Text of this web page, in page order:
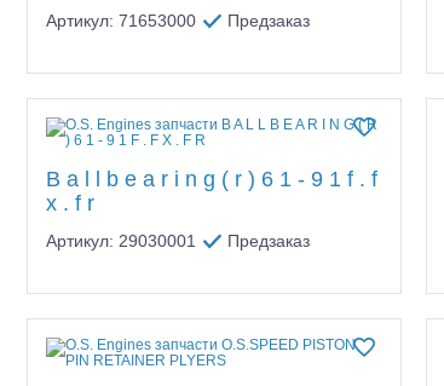
Артикул: 71653000 Предзаказ
B a l l b e a r i n g ( r ) 6 1 - 9 1 f . f
x . f r
Артикул: 29030001 Предзаказ